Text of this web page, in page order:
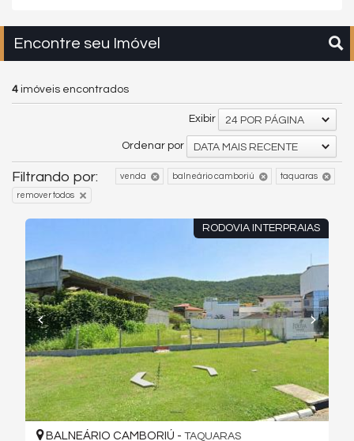
Encontre seu Imóvel
4 imóveis encontrados
Exibir 24 POR PÁGINA
Ordenar por DATA MAIS RECENTE
Filtrando por: venda balneário camboriú taquaras
remover todos
RODOVIA INTERPRAIAS
BALNEÁRIO CAMBORIÚ - TAQUARAS